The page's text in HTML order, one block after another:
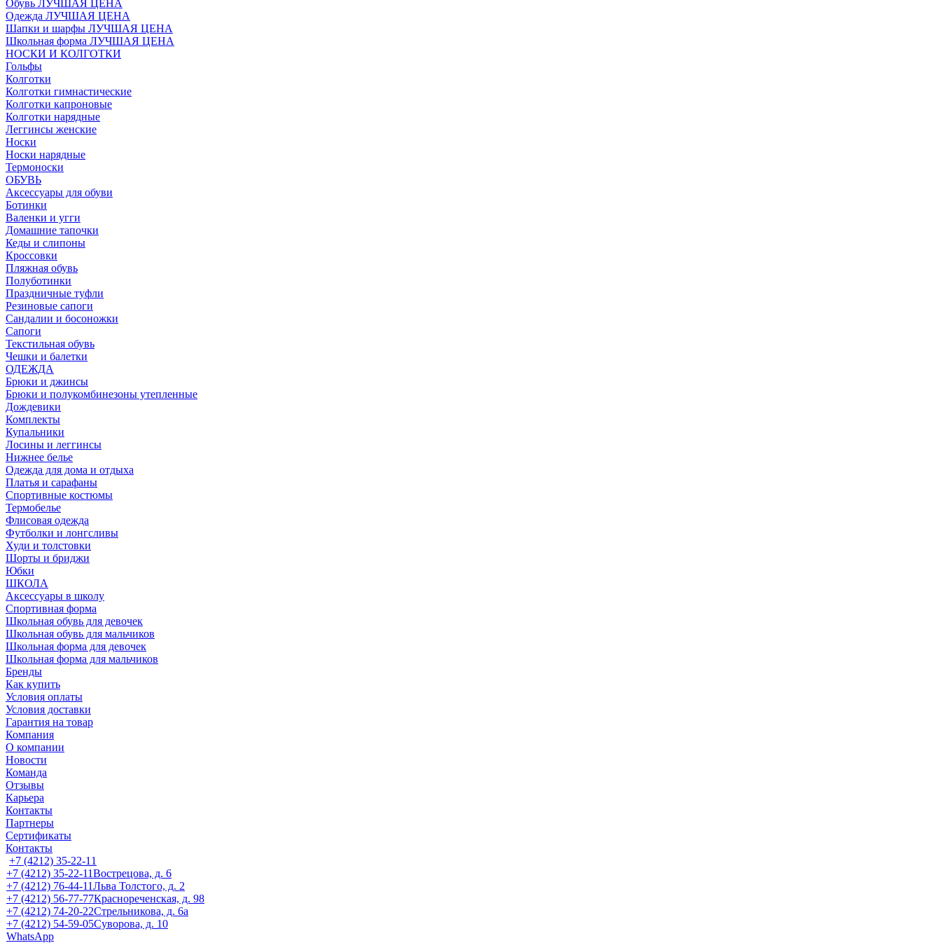
Обувь ЛУЧШАЯ ЦЕНА
Одежда ЛУЧШАЯ ЦЕНА
Шапки и шарфы ЛУЧШАЯ ЦЕНА
Школьная форма ЛУЧШАЯ ЦЕНА
НОСКИ И КОЛГОТКИ
Гольфы
Колготки
Колготки гимнастические
Колготки капроновые
Колготки нарядные
Леггинсы женские
Носки
Носки нарядные
Термоноски
ОБУВЬ
Аксессуары для обуви
Ботинки
Валенки и угги
Домашние тапочки
Кеды и слипоны
Кроссовки
Пляжная обувь
Полуботинки
Праздничные туфли
Резиновые сапоги
Сандалии и босоножки
Сапоги
Текстильная обувь
Чешки и балетки
ОДЕЖДА
Брюки и джинсы
Брюки и полукомбинезоны утепленные
Дождевики
Комплекты
Купальники
Лосины и леггинсы
Нижнее белье
Одежда для дома и отдыха
Платья и сарафаны
Спортивные костюмы
Термобелье
Флисовая одежда
Футболки и лонгсливы
Худи и толстовки
Шорты и бриджи
Юбки
ШКОЛА
Аксессуары в школу
Спортивная форма
Школьная обувь для девочек
Школьная обувь для мальчиков
Школьная форма для девочек
Школьная форма для мальчиков
Бренды
Как купить
Условия оплаты
Условия доставки
Гарантия на товар
Компания
О компании
Новости
Команда
Отзывы
Карьера
Контакты
Партнеры
Сертификаты
Контакты
+7 (4212) 35-22-11
+7 (4212) 35-22-11Вострецова, д. 6
+7 (4212) 76-44-11Льва Толстого, д. 2
+7 (4212) 56-77-77Краснореченская, д. 98
+7 (4212) 74-20-22Стрельникова, д. 6а
+7 (4212) 54-59-05Суворова, д. 10
WhatsApp